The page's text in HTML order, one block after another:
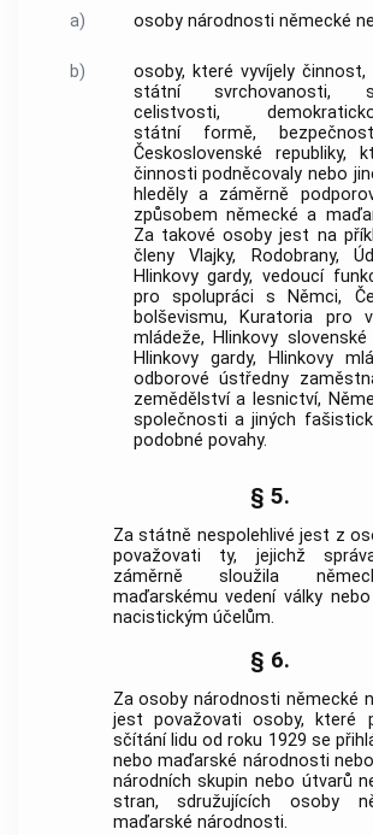
a)
osoby národnosti německé
b)
osoby, které vyvíjely
státní svrchovanosti,
celistvosti, demokraticko-
státní formě,
Československé republiky,
činnosti podněcovaly nebo
hleděly a záměrně
způsobem německé a
Za takové osoby jest na
členy Vlajky, Rodobrany,
Hlinkovy gardy, vedoucí
pro spolupráci s Němci,
bolševismu, Kuratoria pro
mládeže, Hlinkovy
Hlinkovy gardy, Hlinkovy
odborové ústředny
zemědělství a lesnictví,
společnosti a jiných
podobné povahy.
§ 5.
Za státně nespolehlivé jest z
považovati ty, jejichž
záměrně sloužila
maďarskému vedení války
nacistickým účelům.
§ 6.
Za osoby národnosti německé
jest považovati osoby, které
sčítání lidu od roku 1929 se
nebo maďarské národnosti
národních skupin nebo útvarů
stran, sdružujících osoby
maďarské národnosti.